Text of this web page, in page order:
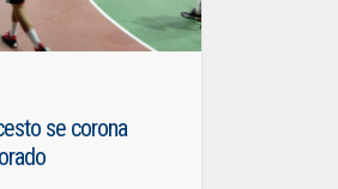
se corona